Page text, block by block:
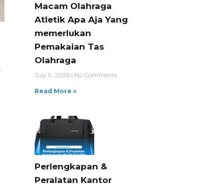
Macam Olahraga
Atletik Apa Aja Yang
memerlukan
Pemakaian Tas
Olahraga
July 9, 2026 No Comments
Read More »
Perlengkapan &
Peralatan Kantor